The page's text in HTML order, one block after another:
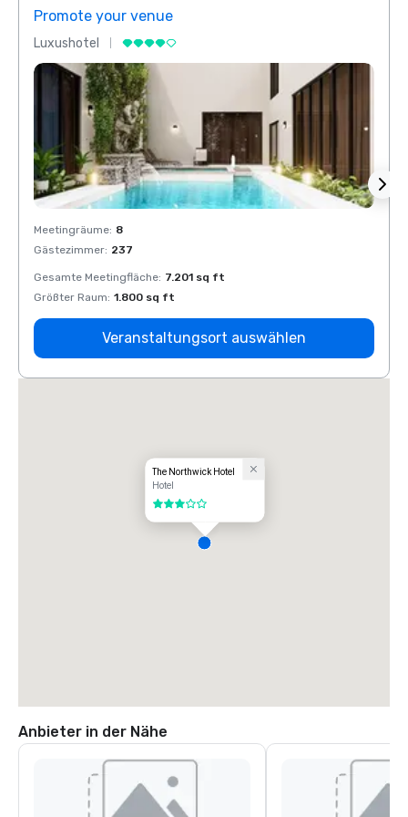
Promote your venue
Luxushotel
Meetingräume: 8
Gästezimmer: 237
Gesamte Meetingfläche: 7.201 sq ft
Größter Raum: 1.800 sq ft
Veranstaltungsort auswählen
The Northwick Hotel
Hotel
3 von 5
Anbieter in der Nähe